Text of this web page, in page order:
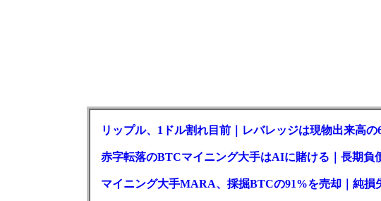
リップル、1ドル割れ目前｜レバレッジは現物出来高の
赤字転落のBTCマイニング大手はAIに賭ける｜長期負
マイニング大手MARA、採掘BTCの91%を売却｜純損